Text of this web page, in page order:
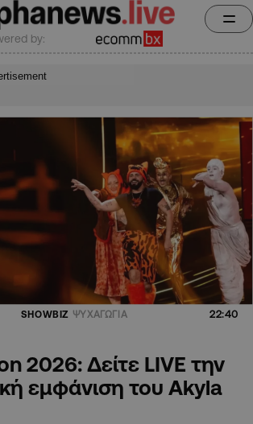
by:
SHOWBIZ ΨΥΧΑΓΩΓΙΑ 22:40
2026: Δείτε LIVE την
εμφάνιση του Akyla